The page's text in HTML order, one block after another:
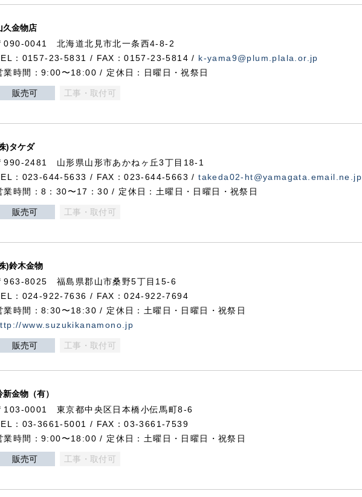
久金物店
090-0041 北海道北見市北一条西4-8-2
：0157-23-5831 / FAX：0157-23-5814 / k-yama9@plum.plala.or.jp
業時間：9:00〜18:00 / 定休日：日曜日・祝祭日
販売可 工事・取付可
)タケダ
990-2481 山形県山形市あかねヶ丘3丁目18-1
：023-644-5633 / FAX：023-644-5663 /takeda02-ht@yamagata.email.ne.jp
業時間：8：30〜17：30 / 定休日：土曜日・日曜日・祝祭日
販売可 工事・取付可
)鈴木金物
963-8025 福島県郡山市桑野5丁目15-6
：024-922-7636 / FAX：024-922-7694
業時間：8:30〜18:30 / 定休日：土曜日・日曜日・祝祭日
www.suzukikanamono.jp
販売可 工事・取付可
新金物（有）
103-0001 東京都中央区日本橋小伝馬町8-6
：03-3661-5001 / FAX：03-3661-7539
業時間：9:00〜18:00 / 定休日：土曜日・日曜日・祝祭日
販売可 工事・取付可